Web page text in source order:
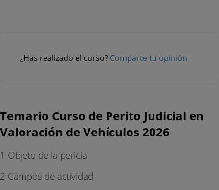
¿Has realizado el curso? Comparte tu opinión
Temario Curso de Perito Judicial en
Valoración de Vehículos 2026
1 Objeto de la pericia
2 Campos de actividad